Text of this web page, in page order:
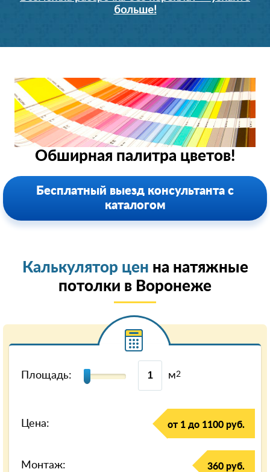
больше!
Обширная палитра цветов!
Бесплатный выезд консультанта с
каталогом
Калькулятор цен на натяжные
потолки в Воронеже
Площадь: м2
Цена: от 1 до 1100 руб.
Монтаж: 360 руб.